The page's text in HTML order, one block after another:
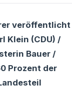
veröffentlicht
Klein (CDU) /
Bauer /
Prozent der